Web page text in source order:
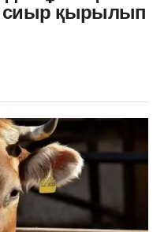
сиыр қырылып